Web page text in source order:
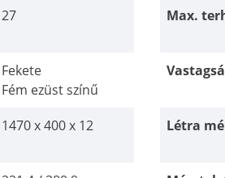
27 Max.
Fekete
Fém ezüst színű
1470 x 400 x 12 Létra